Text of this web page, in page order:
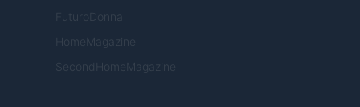
FuturoDonna
HomeMagazine
SecondHomeMagazine